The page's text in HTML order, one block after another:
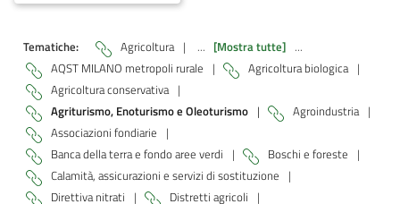
Tematiche: Agricoltura | ... [Mostra tutte] ...
AQST MILANO metropoli rurale | Agricoltura biologica |
Agricoltura conservativa |
Agriturismo, Enoturismo e Oleoturismo | Agroindustria |
Associazioni fondiarie |
Banca della terra e fondo aree verdi | Boschi e foreste |
Calamità, assicurazioni e servizi di sostituzione |
Direttiva nitrati | Distretti agricoli |